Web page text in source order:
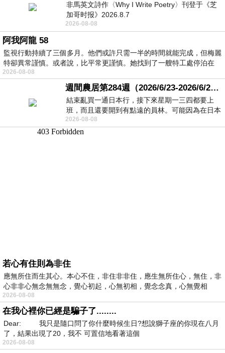
非馬英文詩作〈Why I Write Poetry〉刊登于《芝
加哥时报》2026.8.7
2026-08-08
阿我阿龍 58
監視行動持續了三個多月。他們或許只需一半的時間就能完成，但梅麗
特卻異常謹慎。或者說，比平常更謹慎。她找到了一艘特工處停泊在
2026-08-08
週間農居第284週（2026/6/23-2026/6/24) 夏至 金黃稻浪洋溢豐收喜悅
結束亂買一通日本行，接下來星期一三四都要上
班，而且還要開到有點遠的員林。可能因為在日本
花不少錢，星期一出門上班時，心裡沒有一
2026-08-08
若心有住則為非住
應無所住而生其心。本心不住，非住非非住，應生無所住心，無住，非
心非非心無念無無念，覺心初起，心無初相，覺念念真，心無覺相
2026-08-08
在我心裡你已經是騙子了........
Dear: 我只是隨口問了你什麼時候生日?想說獅子座的你現在八月
了，結果出現了20，我不 可置信地看著這個
2026-08-08